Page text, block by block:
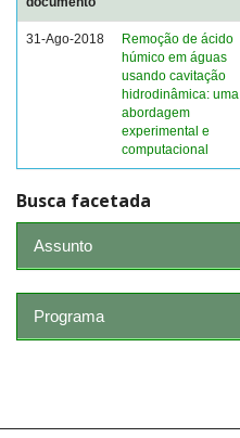
31-Ago-2018
Remoção de ácido
húmico em águas
usando cavitação
hidrodinâmica: uma
abordagem
experimental e
computacional
Busca facetada
Assunto
Programa